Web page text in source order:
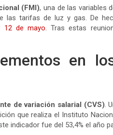
(FMI), una de las variables
las tarifas de luz y gas. De
12 de mayo. Tras estas
en
de variación salarial (CVS).
que realiza el Instituto
indicador fue del 53,4% el año